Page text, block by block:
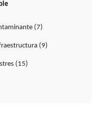
(7)
(9)
(15)